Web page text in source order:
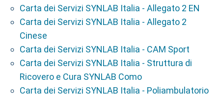
Carta dei Servizi SYNLAB Italia - Allegato 2 EN
Carta dei Servizi SYNLAB Italia - Allegato 2
Cinese
Carta dei Servizi SYNLAB Italia - CAM Sport
Carta dei Servizi SYNLAB Italia - Struttura di
Ricovero e Cura SYNLAB Como
Carta dei Servizi SYNLAB Italia - Poliambulatorio